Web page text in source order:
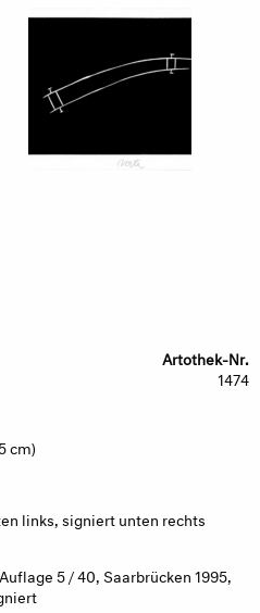
Artothek-Nr.
1474
cm)
links, signiert unten rechts
5 / 40, Saarbrücken 1995,